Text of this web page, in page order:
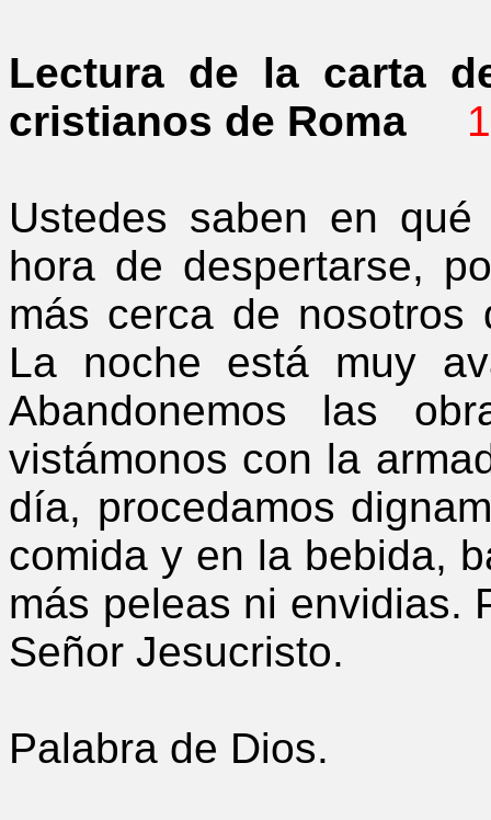
Lectura de la carta
cristianos de Roma
Ustedes saben en
hora de despertarse,
más cerca de nosotros
La noche está muy
Abandonemos las
vistámonos con la
día, procedamos
comida y en la bebida,
más peleas ni envidias.
Señor Jesucristo.
Palabra de Dios.